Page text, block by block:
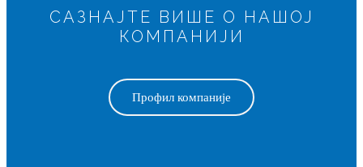
САЗНАЈТЕ ВИШЕ О НАШОЈ
КОМПАНИЈИ
Профил компаније